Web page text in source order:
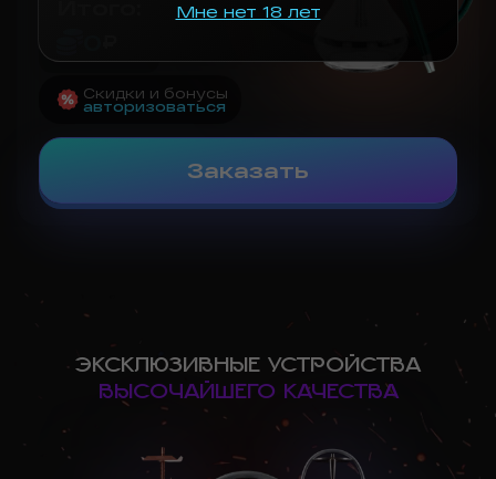
Скидки и бонусы
авторизоваться
Заказать
Мне нет 18 лет